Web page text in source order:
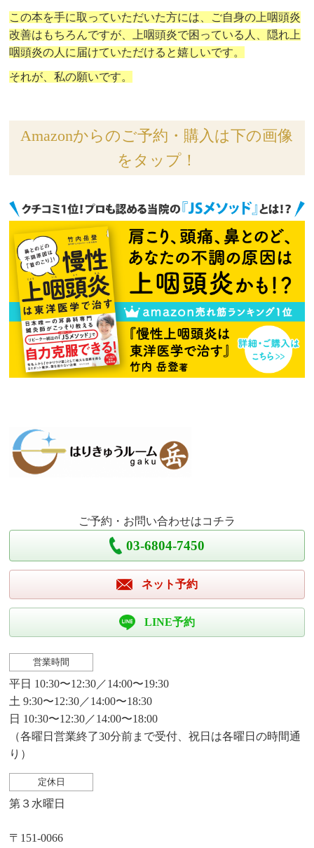
この本を手に取っていただいた方には、ご自身の上咽頭炎
改善はもちろんですが、上咽頭炎で困っている人、隠れ上
咽頭炎の人に届けていただけると嬉しいです。
それが、私の願いです。
Amazonからのご予約・購入は下の画像
をタップ！
ご予約・お問い合わせはコチラ
03-6804-7450
ネット予約
LINE予約
営業時間
平日 10:30〜12:30／14:00〜19:30
土 9:30〜12:30／14:00〜18:30
日 10:30〜12:30／14:00〜18:00
（各曜日営業終了30分前まで受付、祝日は各曜日の時間通
り）
定休日
第３水曜日
〒151-0066